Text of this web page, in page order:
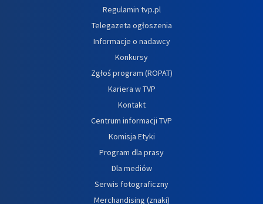
Regulamin tvp.pl
Telegazeta ogłoszenia
Informacje o nadawcy
Konkursy
Zgłoś program (ROPAT)
Kariera w TVP
Kontakt
Centrum informacji TVP
Komisja Etyki
Program dla prasy
Dla mediów
Serwis fotograficzny
Merchandising (znaki)